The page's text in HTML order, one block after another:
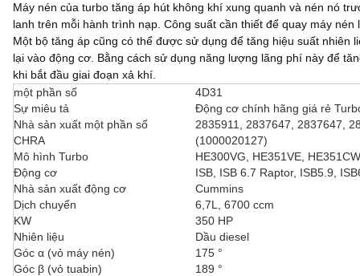
Máy nén của turbo tăng áp hút không khí xung quanh và nén nó
lanh trên mỗi hành trình nạp. Công suất cần thiết để quay máy
Một bộ tăng áp cũng có thể được sử dụng để tăng hiệu suất
lại vào động cơ. Bằng cách sử dụng năng lượng lãng phí này để
khi bắt đầu giai đoạn xả khí.
một phần số
4D31
Sự miêu tả
Động cơ chính hãng giá rẻ
Nhà sản xuất một phần số
2835911, 2837647, 2837647,
CHRA
(1000020127)
Mô hình Turbo
HE300VG, HE351VE, HE351CW
Động cơ
ISB, ISB 6.7 Raptor, ISB5.9,
Nhà sản xuất động cơ
Cummins
Dịch chuyển
6,7L, 6700 ccm
KW
350 HP
Nhiên liệu
Dầu diesel
Góc α (vỏ máy nén)
175 °
Góc β (vỏ tuabin)
189 °